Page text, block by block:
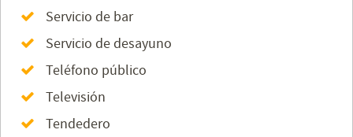
Servicio de bar
Servicio de desayuno
Teléfono público
Televisión
Tendedero